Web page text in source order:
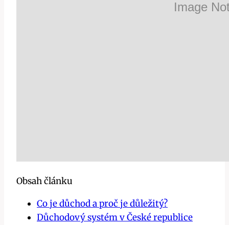
Obsah článku
Co je důchod a proč je důležitý?
Důchodový systém v České republice